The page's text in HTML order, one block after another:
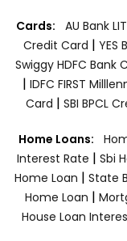
Cards: AU Bank
Credit Card | YES
Swiggy HDFC Bank
| IDFC FIRST
Card | SBI BPCL
Home Loans:
Interest Rate | Sbi
Home Loan | State
Home Loan |
House Loan